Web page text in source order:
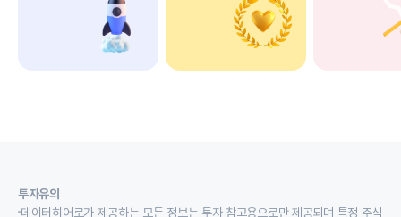
투자유의
데이터히어로가 제공하는 모든 정보는 투자 참고용으로만 제공되며 특정 주식